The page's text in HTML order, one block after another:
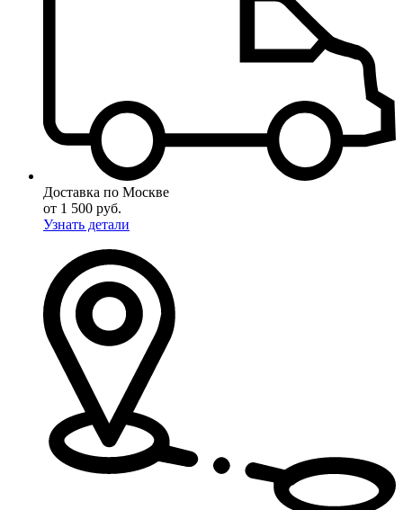
Доставка по Москве
от 1 500 руб.
Узнать детали